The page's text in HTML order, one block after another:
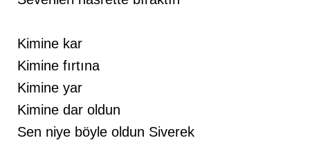
Kimine kar
Kimine fırtına
Kimine yar
Kimine dar oldun
Sen niye böyle oldun Siverek